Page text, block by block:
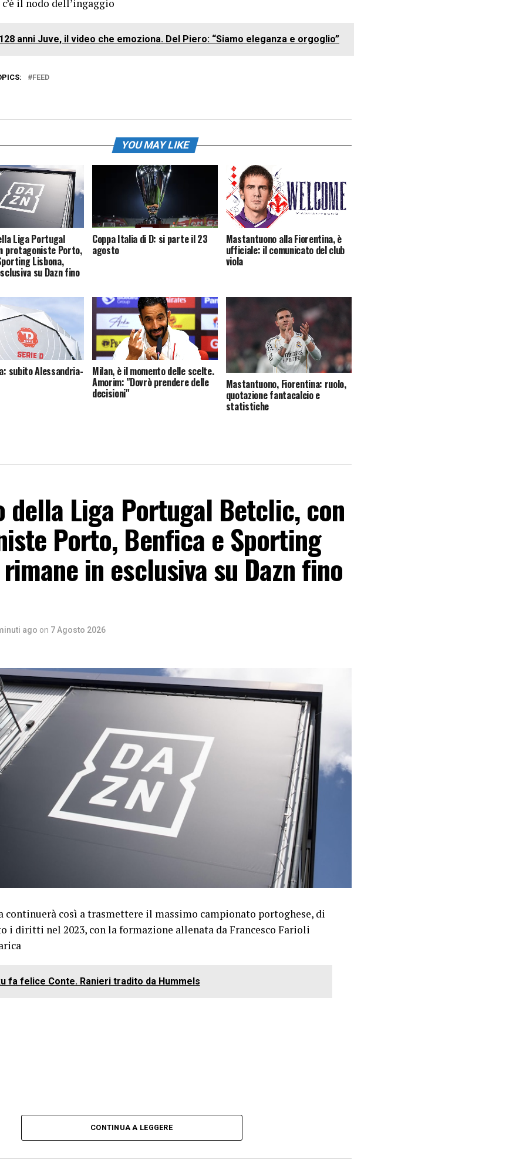
il nodo dell’ingaggio
anni Juve, il video che emoziona. Del Piero: “Siamo eleganza e orgoglio”
FEED
YOU MAY LIKE
Liga Portugal
protagoniste Porto,
Lisbona,
su Dazn fino
Coppa Italia di D: si parte il 23
agosto
Mastantuono alla Fiorentina, è
ufficiale: il comunicato del club
viola
subito Alessandria- Milan, è il momento delle scelte.
Amorim: "Dovrò prendere delle
decisioni"
Mastantuono, Fiorentina: ruolo,
quotazione fantacalcio e
statistiche
Liga Portugal Betclic, con
Porto, Benfica e Sporting
in esclusiva su Dazn fino
ago on 7 Agosto 2026
continuerà così a trasmettere il massimo campionato portoghese, di
i diritti nel 2023, con la formazione allenata da Francesco Farioli
fa felice Conte. Ranieri tradito da Hummels
CONTINUA A LEGGERE